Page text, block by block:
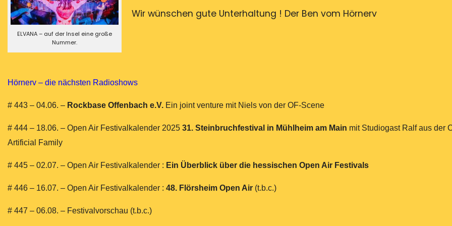
ELVANA – auf der Insel eine große
Nummer.
Wir wünschen gute Unterhaltung ! Der Ben vom Hörnerv
Hörnerv – die nächsten Radioshows
# 443 – 04.06. – Rockbase Offenbach e.V. Ein joint venture mit Niels von der OF-Scene
# 444 – 18.06. – Open Air Festivalkalender 2025 31. Steinbruchfestival in Mühlheim am Main mit Studiogast Ralf aus der
Artificial Family
# 445 – 02.07. – Open Air Festivalkalender : Ein Überblick über die hessischen Open Air Festivals
# 446 – 16.07. – Open Air Festivalkalender : 48. Flörsheim Open Air (t.b.c.)
# 447 – 06.08. – Festivalvorschau (t.b.c.)